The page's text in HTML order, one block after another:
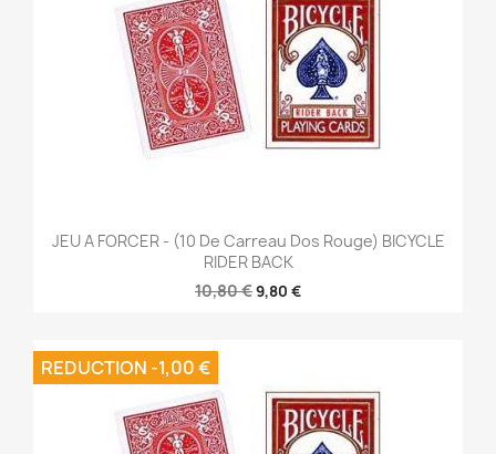
JEU A FORCER - (10 De Carreau Dos Rouge) BICYCLE
RIDER BACK
10,80 €9,80 €
REDUCTION -1,00 €